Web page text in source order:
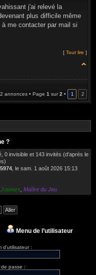
j'ai relevé la
plus difficile même
me contacter par mail si
[ Tout lire ]
2 annonces • Page 1 sur2 • 1 2
?
0 invisible et 143 invités (d’après le
5974 , le sam. 1 août 2026 15:13
Joueurs Maître du Jeu
Menu de l’utilisateur
d’utilisateur :
de passe :